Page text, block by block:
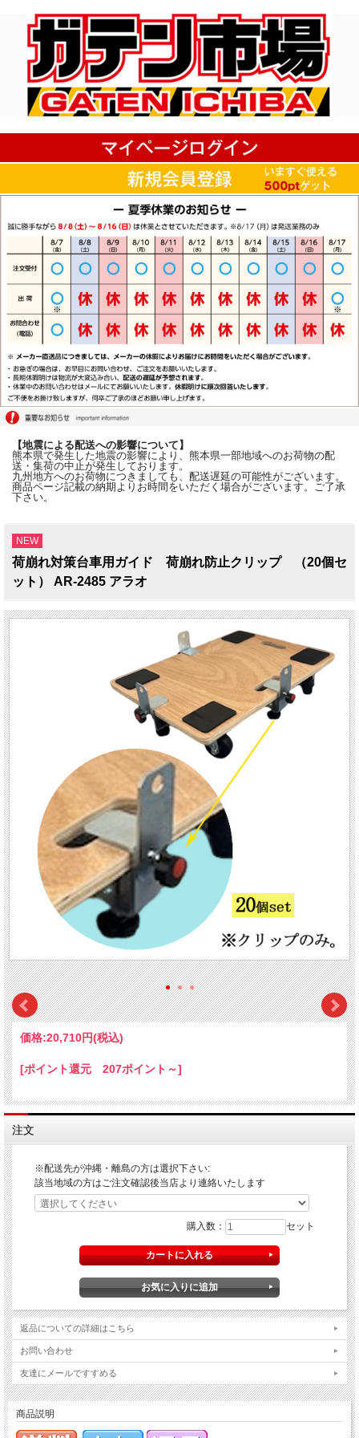
【地震による配送への影響について】
熊本県で発生した地震の影響により、熊本県一部地域へのお荷物の配
送・集荷の中止が発生しております。
九州地方へのお荷物につきましても、配送遅延の可能性がございます。
商品ページ記載の納期よりお時間をいただく場合がございます。ご了承
下さい。
NEW
荷崩れ対策台車用ガイド 荷崩れ防止クリップ （20個セ
ット） AR-2485 アラオ
価格:20,710円(税込)
[ポイント還元 207ポイント～]
注文
※配送先が沖縄・離島の方は選択下さい:
該当地域の方はご注文確認後当店より連絡いたします
購入数： セット
返品についての詳細はこちら
お問い合わせ
友達にメールですすめる
商品説明